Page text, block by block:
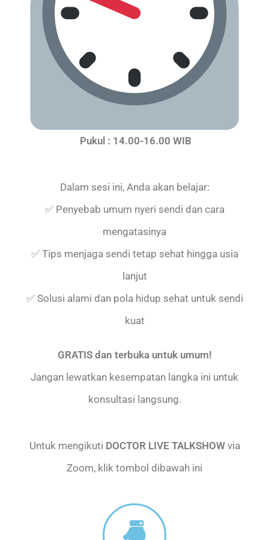
Pukul : 14.00-16.00 WIB
Dalam sesi ini, Anda akan belajar:
✅ Penyebab umum nyeri sendi dan cara
mengatasinya
✅ Tips menjaga sendi tetap sehat hingga usia
lanjut
✅ Solusi alami dan pola hidup sehat untuk sendi
kuat
GRATIS dan terbuka untuk umum!
Jangan lewatkan kesempatan langka ini untuk
konsultasi langsung.
Untuk mengikuti DOCTOR LIVE TALKSHOWvia
Zoom, klik tombol dibawah ini